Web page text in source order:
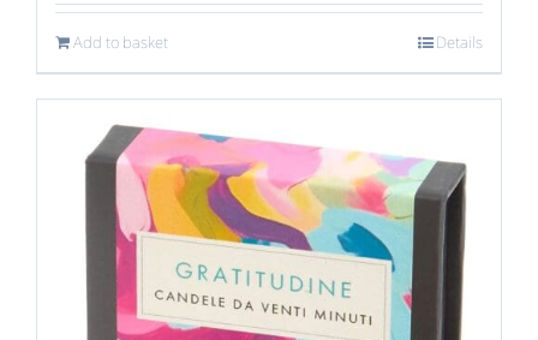
Add to basket Details